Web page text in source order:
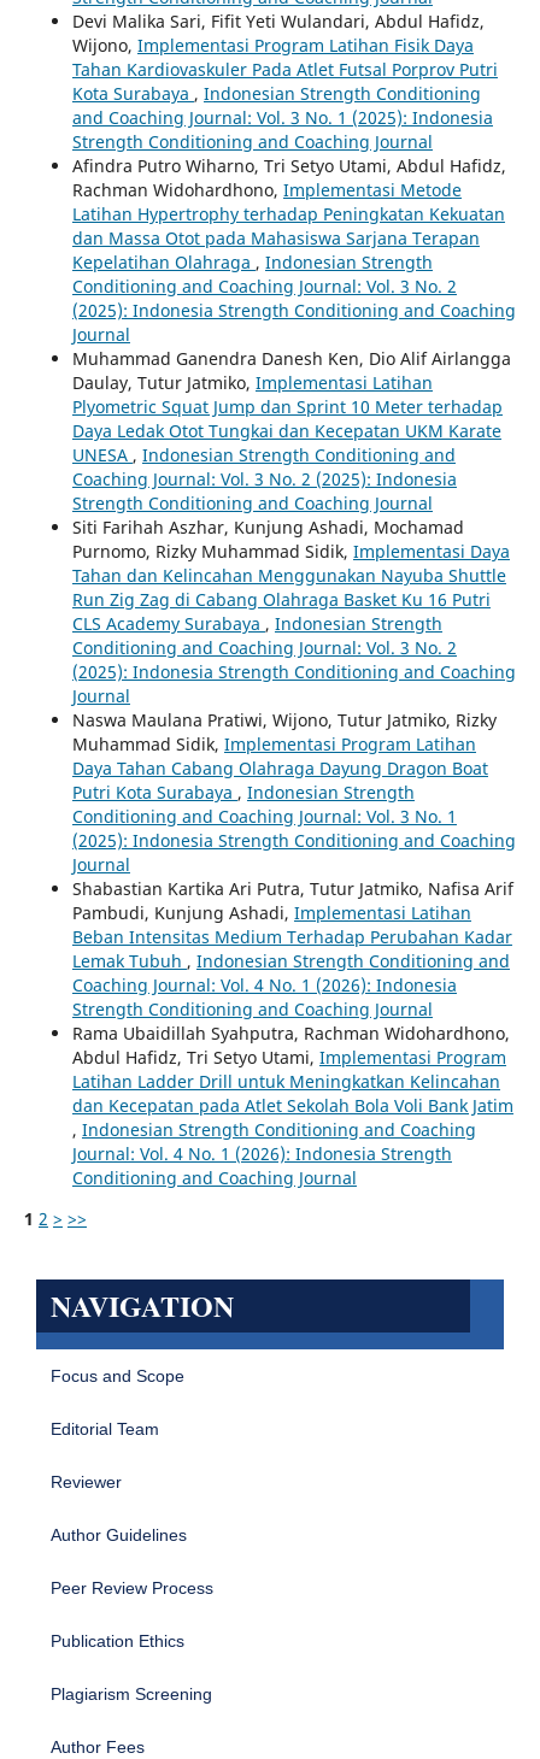
Devi Malika Sari, Fifit Yeti Wulandari, Abdul Hafidz,
Wijono, Implementasi Program Latihan Fisik Daya
Tahan Kardiovaskuler Pada Atlet Futsal Porprov Putri
Kota Surabaya , Indonesian Strength Conditioning
and Coaching Journal: Vol. 3 No. 1 (2025): Indonesia
Strength Conditioning and Coaching Journal
Afindra Putro Wiharno, Tri Setyo Utami, Abdul Hafidz,
Rachman Widohardhono, Implementasi Metode
Latihan Hypertrophy terhadap Peningkatan Kekuatan
dan Massa Otot pada Mahasiswa Sarjana Terapan
Kepelatihan Olahraga , Indonesian Strength
Conditioning and Coaching Journal: Vol. 3 No. 2
(2025): Indonesia Strength Conditioning and Coaching
Journal
Muhammad Ganendra Danesh Ken, Dio Alif Airlangga
Daulay, Tutur Jatmiko, Implementasi Latihan
Plyometric Squat Jump dan Sprint 10 Meter terhadap
Daya Ledak Otot Tungkai dan Kecepatan UKM Karate
UNESA , Indonesian Strength Conditioning and
Coaching Journal: Vol. 3 No. 2 (2025): Indonesia
Strength Conditioning and Coaching Journal
Siti Farihah Aszhar, Kunjung Ashadi, Mochamad
Purnomo, Rizky Muhammad Sidik, Implementasi Daya
Tahan dan Kelincahan Menggunakan Nayuba Shuttle
Run Zig Zag di Cabang Olahraga Basket Ku 16 Putri
CLS Academy Surabaya , Indonesian Strength
Conditioning and Coaching Journal: Vol. 3 No. 2
(2025): Indonesia Strength Conditioning and Coaching
Journal
Naswa Maulana Pratiwi, Wijono, Tutur Jatmiko, Rizky
Muhammad Sidik, Implementasi Program Latihan
Daya Tahan Cabang Olahraga Dayung Dragon Boat
Putri Kota Surabaya , Indonesian Strength
Conditioning and Coaching Journal: Vol. 3 No. 1
(2025): Indonesia Strength Conditioning and Coaching
Journal
Shabastian Kartika Ari Putra, Tutur Jatmiko, Nafisa Arif
Pambudi, Kunjung Ashadi, Implementasi Latihan
Beban Intensitas Medium Terhadap Perubahan Kadar
Lemak Tubuh , Indonesian Strength Conditioning and
Coaching Journal: Vol. 4 No. 1 (2026): Indonesia
Strength Conditioning and Coaching Journal
Rama Ubaidillah Syahputra, Rachman Widohardhono,
Abdul Hafidz, Tri Setyo Utami, Implementasi Program
Latihan Ladder Drill untuk Meningkatkan Kelincahan
dan Kecepatan pada Atlet Sekolah Bola Voli Bank Jatim
, Indonesian Strength Conditioning and Coaching
Journal: Vol. 4 No. 1 (2026): Indonesia Strength
Conditioning and Coaching Journal
1 2 > >>
NAVIGATION
Focus and Scope
Editorial Team
Reviewer
Author Guidelines
Peer Review Process
Publication Ethics
Plagiarism Screening
Author Fees